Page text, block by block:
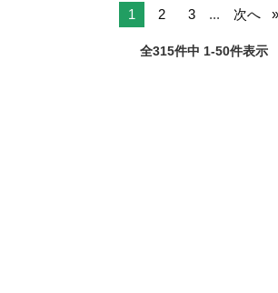
1 2 3 ... 次へ
全315件中 1-50件表示